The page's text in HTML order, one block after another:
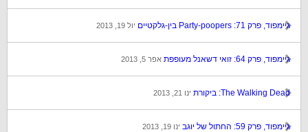
גיימפוד, פרק 71: Party-poopers בין-גלקטיים יול 19, 2013
גיימפוד, פרק 64: זואי דשאנל מעופפת אפר 5, 2013
The Walking Dead: ביקורת ינו 21, 2013
גיימפוד, פרק 59: החתול של יוגב ינו 19, 2013